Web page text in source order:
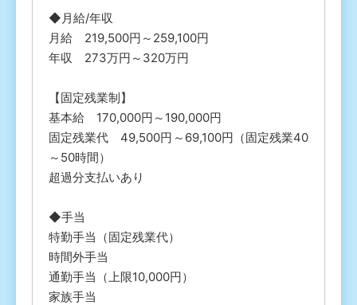
◆月給/年収
月給 219,500円～259,100円
年収 273万円～320万円
【固定残業制】
基本給 170,000円～190,000円
固定残業代 49,500円～69,100円（固定残業40
～50時間）
超過分支払いあり
◆手当
特勤手当（固定残業代）
時間外手当
通勤手当（上限10,000円）
家族手当